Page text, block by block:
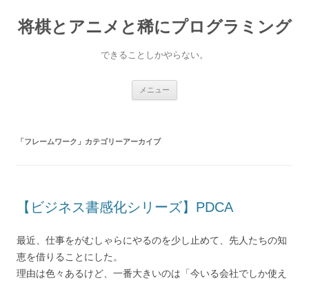
テ
ン
将棋とアニメと稀にプログラミング
できることしかやらない。
メニュー
「フレームワーク 」カテゴリーアーカイブ
【ビジネス書感化シリーズ】PDCA
最近、仕事をがむしゃらにやるのを少し止めて、先人たちの知
恵を借りることにした。
理由は色々あるけど、一番大きいのは「今いる会社でしか使え